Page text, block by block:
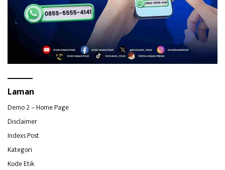
Laman
Demo 2 – Home Page
Disclaimer
Indexs Post
Kategori
Kode Etik